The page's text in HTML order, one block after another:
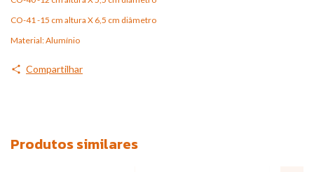
CO-41 -15 cm altura X 6,5 cm diâmetro
Material: Alumínio
Compartilhar
Produtos similares